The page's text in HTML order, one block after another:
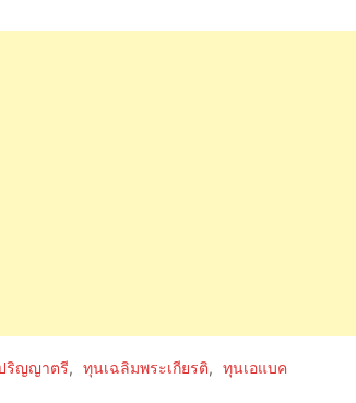
ริญญาตรี, ทุนเฉลิมพระเกียรติ, ทุนเอแบค